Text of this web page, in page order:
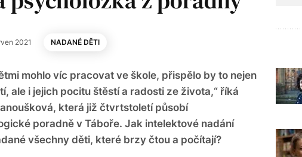
2021 NADANÉ DĚTI
mohlo víc pracovat ve škole, přispělo by to nejen
ale i jejich pocitu štěstí a radosti ze života,“ říká
která již čtvrtstoletí působí
poradně v Táboře. Jak intelektové nadání
všechny děti, které brzy čtou a počítají?